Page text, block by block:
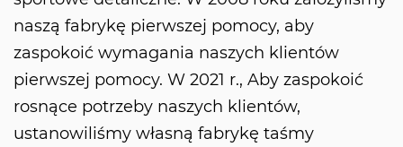
naszą fabrykę pierwszej pomocy, aby
zaspokoić wymagania naszych klientów
pierwszej pomocy. W 2021 r., Aby zaspokoić
rosnące potrzeby naszych klientów,
ustanowiliśmy własną fabrykę taśmy